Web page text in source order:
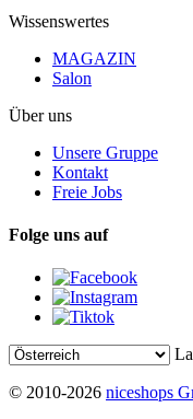
Wissenswertes
MAGAZIN
Salon
Über uns
Unsere Gruppe
Kontakt
Freie Jobs
Folge uns auf
© 2010-2026 niceshops